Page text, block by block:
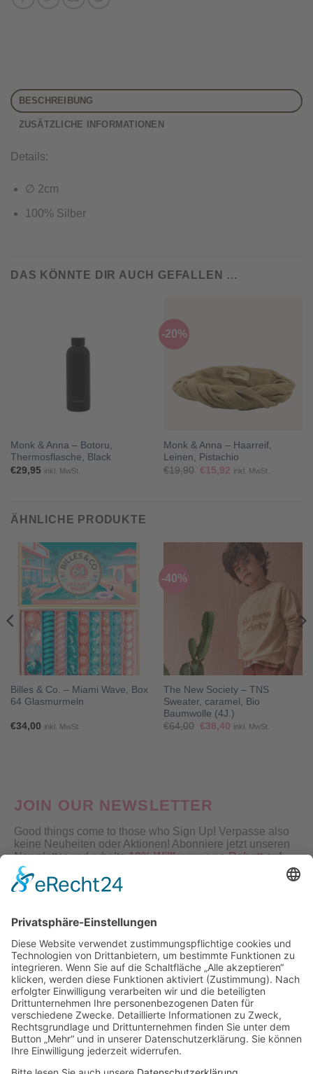
BESCHREIBUNG
ZUSÄTZLICHE INFORMATIONEN
Details:
∅ 2cm
100% Silber
DAS KÖNNTE DIR AUCH GEFALLEN …
Monk & Anna – Botoru,
Thermosflasche, Black
€29,95 inkl. MwSt.
-20%
Monk & Anna – Haarreif,
Leinen, Pistachio
€19,90 Ursprünglicher
Preis
€15,92Aktueller
inkl. MwSt.
ÄHNLICHE PRODUKTE
Billes & Co. – Miami Wave, Box
64 Glasmurmeln
€34,00 inkl. MwSt.
-40%
The New Society – TNS
Sweater, caramel, Bio
Baumwolle (4J.)
€64,00 Ursprünglicher
€38,40Aktueller
inkl. MwSt.
JOIN OUR NEWSLETTER
Good things come to those who Sign Up! Verpasse also
keine Neuheiten oder Aktionen! Abonniere jetzt unseren
Newsletter und erhalte10% Willkommens-Rabattauf
deine erste Bestellung!
Dabei wird u.a. die eingetragene Email-Adresse an Mailchimp übertragen. Nährere
Informationen dazu finden Sie auch in unserer Datenschutzerklärung .